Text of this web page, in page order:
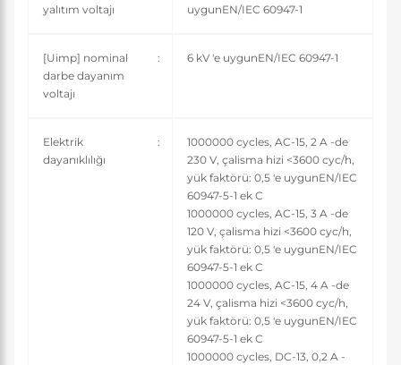
yalıtım voltajı
uygunEN/IEC 60947-1
[Uimp] nominal
darbe dayanım
voltajı
: 6 kV 'e uygunEN/IEC 60947-1
Elektrik
dayanıklılığı
:
1000000 cycles, AC-15, 2 A -de
230 V, çalisma hizi <3600 cyc/h,
yük faktörü: 0,5 'e uygunEN/IEC
60947-5-1 ek C
1000000 cycles, AC-15, 3 A -de
120 V, çalisma hizi <3600 cyc/h,
yük faktörü: 0,5 'e uygunEN/IEC
60947-5-1 ek C
1000000 cycles, AC-15, 4 A -de
24 V, çalisma hizi <3600 cyc/h,
yük faktörü: 0,5 'e uygunEN/IEC
60947-5-1 ek C
1000000 cycles, DC-13, 0,2 A -